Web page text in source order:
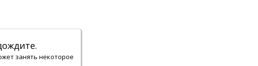
занять некоторое